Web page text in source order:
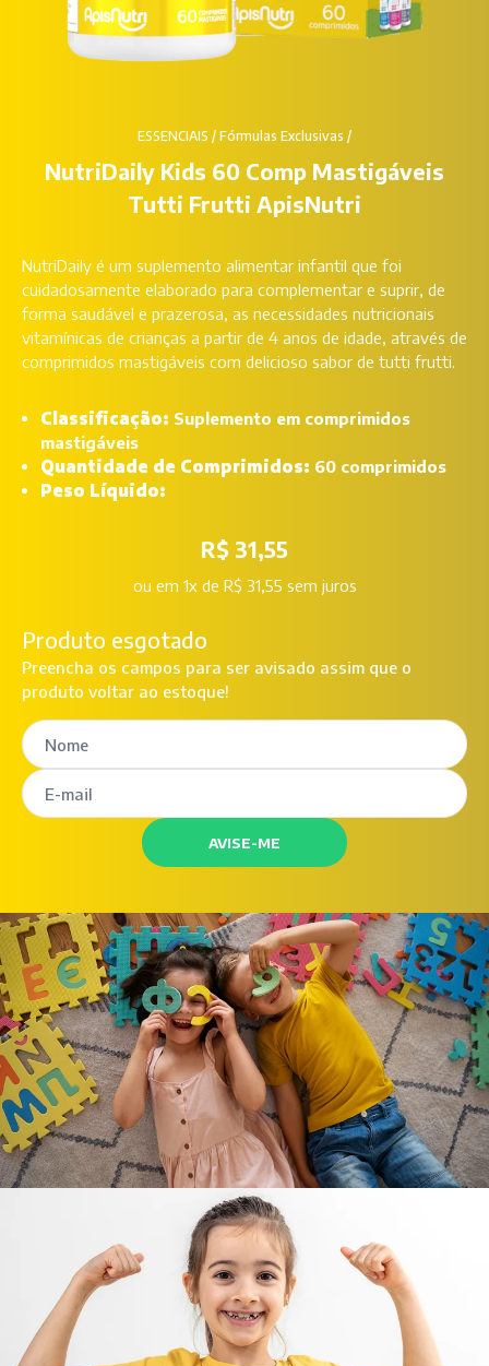
ESSENCIAIS / Fórmulas Exclusivas /
NutriDaily Kids 60 Comp Mastigáveis
Tutti Frutti ApisNutri
NutriDaily é um suplemento alimentar infantil que foi
cuidadosamente elaborado para complementar e suprir, de
forma saudável e prazerosa, as necessidades nutricionais
vitamínicas de crianças a partir de 4 anos de idade, através de
comprimidos mastigáveis com delicioso sabor de tutti frutti.
Classificação: Suplemento em comprimidos
mastigáveis
Quantidade de Comprimidos: 60 comprimidos
Peso Líquido:
R$ 31,55
ou em 1x de R$ 31,55 sem juros
Produto esgotado
Preencha os campos para ser avisado assim que o
produto voltar ao estoque!
AVISE-ME